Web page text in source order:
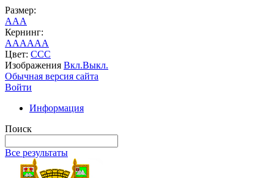
Размер:
AAA
Кернинг:
AAAAAA
Цвет: CCC
Изображения Вкл.Выкл.
Обычная версия сайта
Войти
Информация
Поиск
Все результаты